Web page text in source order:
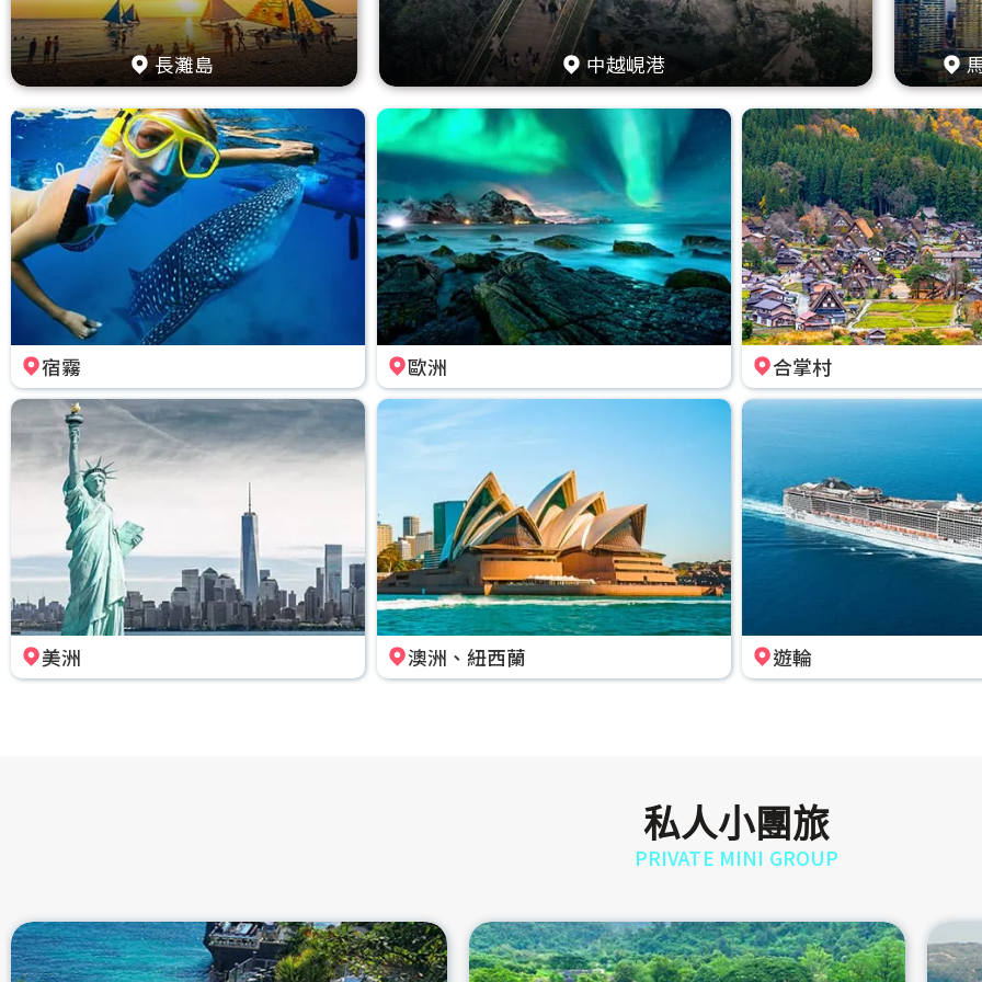
長灘島 中越峴港
宿霧 歐洲 合掌村
美洲 澳洲、紐西蘭 遊輪
私人小團旅
PRIVATE MINI GROUP